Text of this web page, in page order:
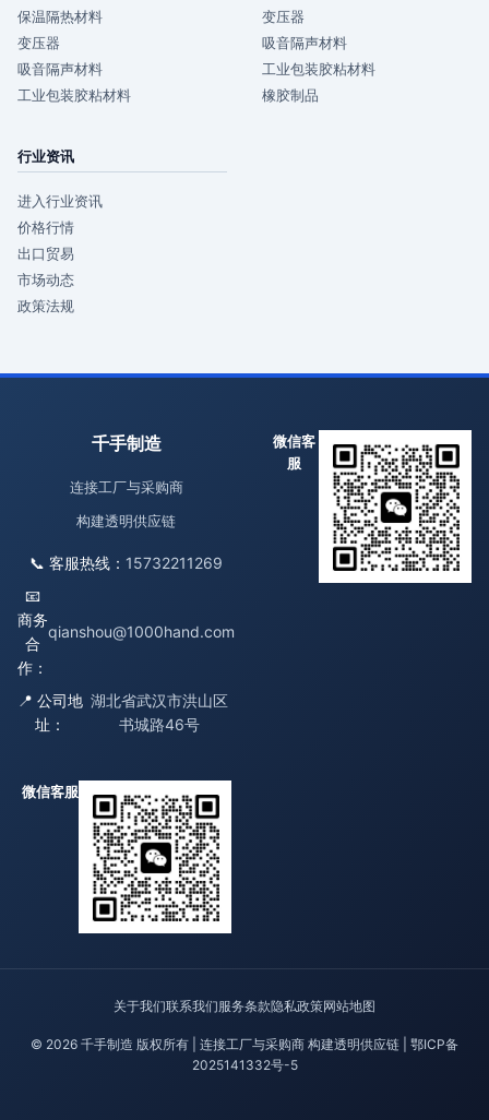
保温隔热材料
变压器
吸音隔声材料
工业包装胶粘材料
变压器
吸音隔声材料
工业包装胶粘材料
橡胶制品
行业资讯
进入行业资讯
价格行情
出口贸易
市场动态
政策法规
千手制造
连接工厂与采购商
构建透明供应链
📞 客服热线： 15732211269
📧
商务
合
作：
qianshou@1000hand.com
📍 公司地
址：
湖北省武汉市洪山区
书城路46号
微信客
服
微信客服
关于我们联系我们服务条款隐私政策网站地图
© 2026 千手制造 版权所有 | 连接工厂与采购商 构建透明供应链 | 鄂ICP备
2025141332号-5